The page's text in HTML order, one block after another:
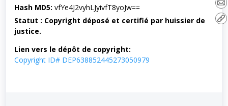
Hash MD5: vfYe4J2vyhLJyivfT8yoJw==
Statut : Copyright déposé et certifié par huissier de
justice.
Lien vers le dépôt de copyright:
Copyright ID# DEP638852445273050979